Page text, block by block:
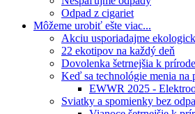
Odpad z cigariet
Môžeme urobiť ešte viac...
Akciu usporiadajme
22 ekotipov na každý deň
Dovolenka šetrnejšia k prírode
Keď sa technológie menia na
EWWR 2025 -
Sviatky a spomienky bez